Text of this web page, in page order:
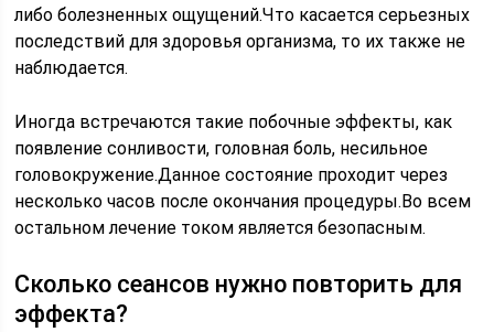
либо болезненных ощущений.Что касается серьезных
последствий для здоровья организма, то их также не
наблюдается.
Иногда встречаются такие побочные эффекты, как
появление сонливости, головная боль, несильное
головокружение.Данное состояние проходит через
несколько часов после окончания процедуры.Во всем
остальном лечение током является безопасным.
Сколько сеансов нужно повторить для
эффекта?